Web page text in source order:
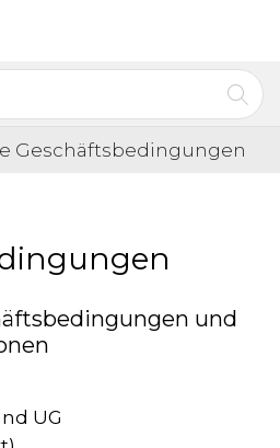
Geschäftsbedingungen
und
UG